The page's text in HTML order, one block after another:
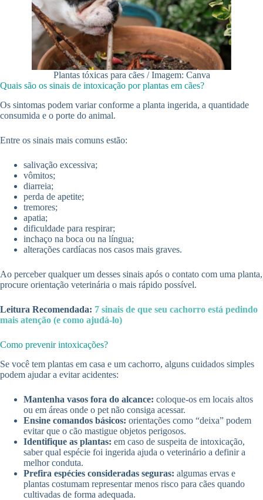
Plantas tóxicas para cães / Imagem: Canva
Quais são os sinais de intoxicação por plantas em cães?
Os sintomas podem variar conforme a planta ingerida, a quantidade
consumida e o porte do animal.
Entre os sinais mais comuns estão:
salivação excessiva;
vômitos;
diarreia;
perda de apetite;
tremores;
apatia;
dificuldade para respirar;
inchaço na boca ou na língua;
alterações cardíacas nos casos mais graves.
Ao perceber qualquer um desses sinais após o contato com uma planta,
procure orientação veterinária o mais rápido possível.
Leitura Recomendada: 7 sinais de que seu cachorro está pedindo
mais atenção (e como ajudá-lo)
Como prevenir intoxicações?
Se você tem plantas em casa e um cachorro, alguns cuidados simples
podem ajudar a evitar acidentes:
Mantenha vasos fora do alcance: coloque-os em locais altos
ou em áreas onde o pet não consiga acessar.
Ensine comandos básicos: orientações como “deixa” podem
evitar que o cão mastigue objetos perigosos.
Identifique as plantas: em caso de suspeita de intoxicação,
saber qual espécie foi ingerida ajuda o veterinário a definir a
melhor conduta.
Prefira espécies consideradas seguras: algumas ervas e
plantas costumam representar menos risco para cães quando
cultivadas de forma adequada.